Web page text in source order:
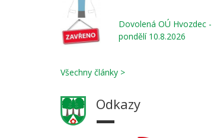
Dovolená OÚ Hvozdec -
pondělí 10.8.2026
Všechny články >
Odkazy